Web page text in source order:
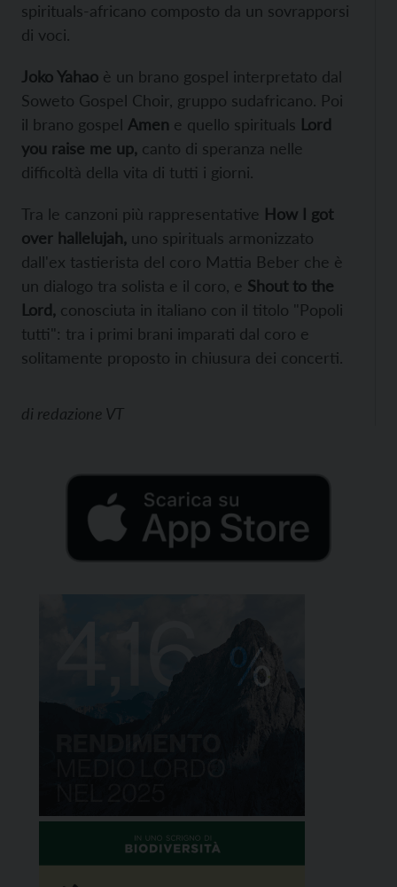
spirituals-africano composto da un sovrapporsi
di voci.
Joko Yahao è un brano gospel interpretato dal
Soweto Gospel Choir, gruppo sudafricano. Poi
il brano gospel Amen e quello spirituals Lord
you raise me up, canto di speranza nelle
difficoltà della vita di tutti i giorni.
Tra le canzoni più rappresentative How I got
over hallelujah, uno spirituals armonizzato
dall'ex tastierista del coro Mattia Beber che è
un dialogo tra solista e il coro, e Shout to the
Lord, conosciuta in italiano con il titolo "Popoli
tutti": tra i primi brani imparati dal coro e
solitamente proposto in chiusura dei concerti.
di redazione VT